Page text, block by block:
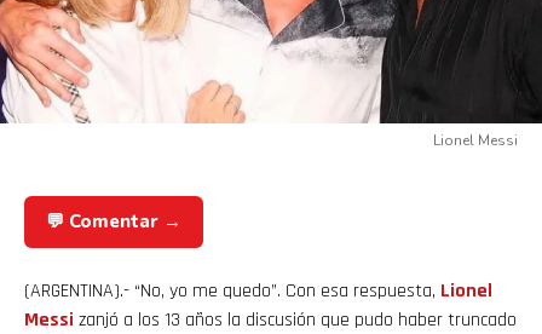
Lionel Messi
💬 Comentar →
(ARGENTINA).- “No, yo me quedo”. Con esa respuesta, Lionel
Messi zanjó a los 13 años la discusión que pudo haber truncado